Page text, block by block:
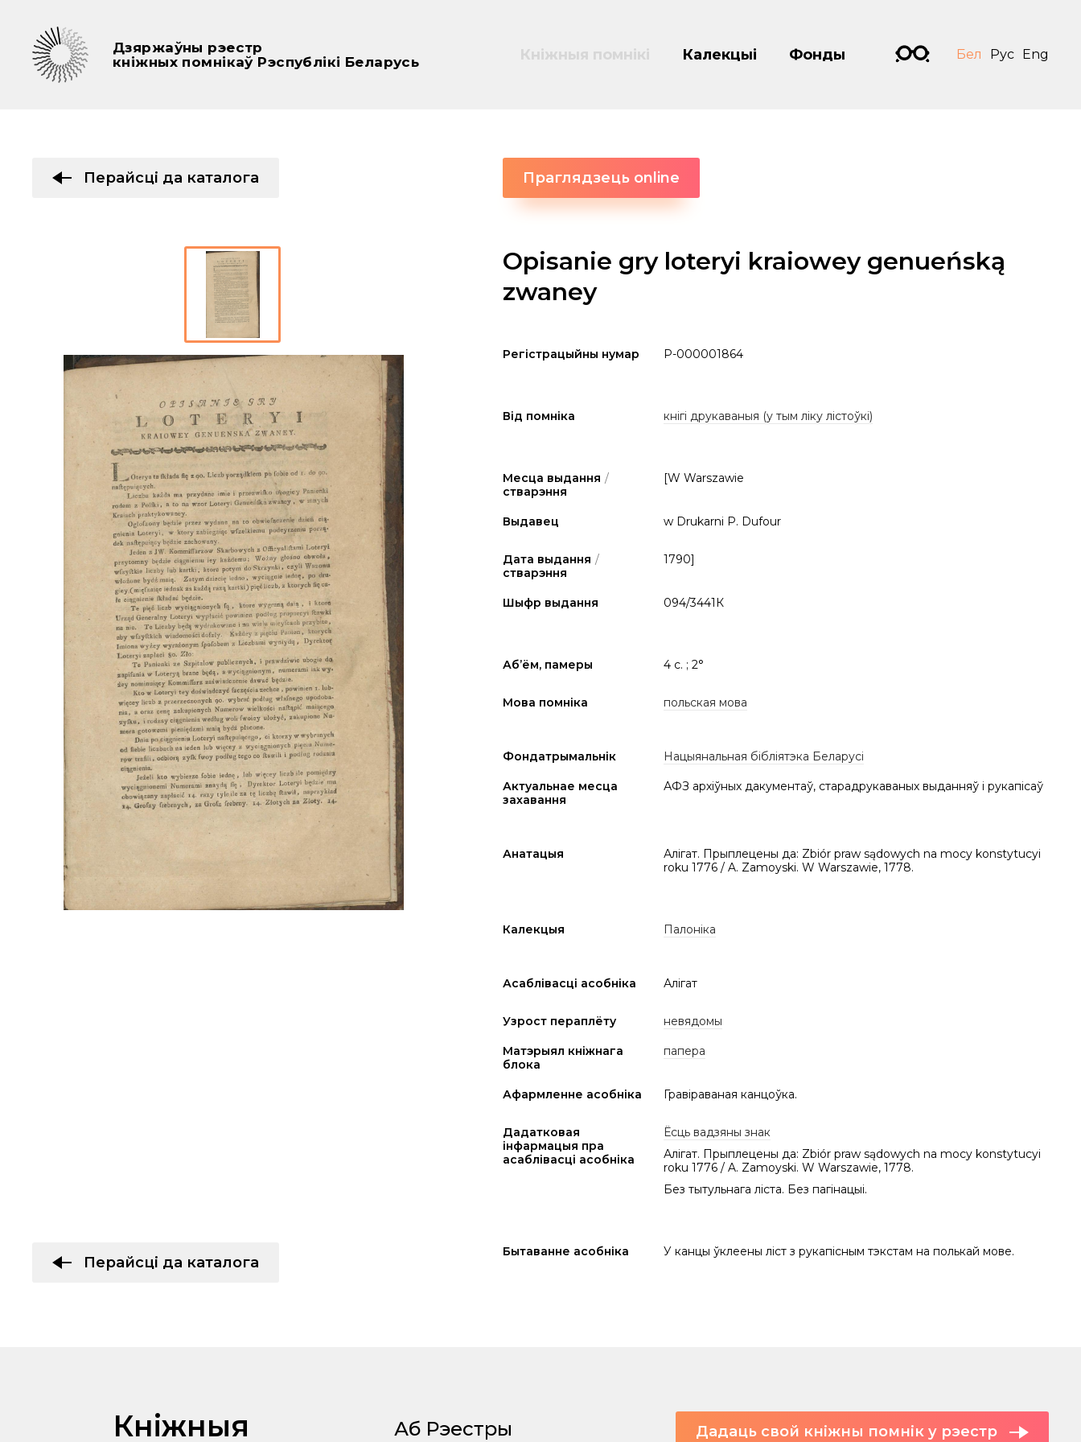
Дзяржаўны рэестр
кніжных помнікаў Рэспублікі Беларусь
Кніжныя помнікі Калекцыі Фонды Бел Рус Eng
Перайсці да каталога
Перайсці да каталога
Праглядзець online
Opisanie gry loteryi kraiowey genueńską
zwaney
Регістрацыйны нумар P-000001864
Від помніка кнігі друкаваныя (у тым ліку лістоўкі)
Месца выдання /
стварэння
[W Warszawie
Выдавец w Drukarni P. Dufour
Дата выдання /
стварэння
1790]
Шыфр выдання 094/3441К
Аб’ём, памеры 4 с. ; 2°
Мова помніка польская мова
Фондатрымальнік Нацыянальная бібліятэка Беларусі
Актуальнае месца
захавання
АФЗ архіўных дакументаў, старадрукаваных выданняў і рукапісаў
Анатацыя
Алігат. Прыплецены да: Zbiór praw sądowych na mocy konstytucyi
roku 1776 / A. Zamoyski. W Warszawie, 1778.
Калекцыя Палоніка
Асаблівасці асобніка Алігат
Узрост пераплёту невядомы
Матэрыял кніжнага
блока
папера
Афармленне асобніка Гравіраваная канцоўка.
Дадатковая
інфармацыя пра
асаблівасці асобніка
Ёсць вадзяны знак
Алігат. Прыплецены да: Zbiór praw sądowych na mocy konstytucyi
roku 1776 / A. Zamoyski. W Warszawie, 1778.
Без тытульнага ліста. Без пагінацыі.
Бытаванне асобніка У канцы ўклеены ліст з рукапісным тэкстам на полькай мове.
Кніжныя
Аб Рэестры Дадаць свой кніжны помнік у рэестр